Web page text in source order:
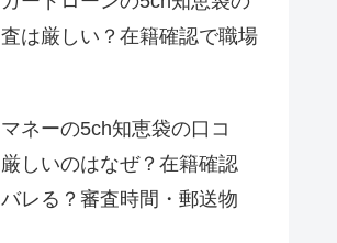
は厳しい？在籍確認で職場
ネーの5ch知恵袋の口コ
しいのはなぜ？在籍確認
レる？審査時間・郵送物